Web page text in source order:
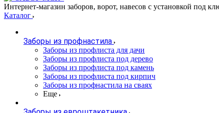
Интернет-магазин заборов, ворот, навесов с установкой под
Каталог
Заборы из профнастила
Заборы из профлиста для дачи
Заборы из профлиста под дерево
Заборы из профлиста под камень
Заборы из профлиста под кирпич
Заборы из профнастила на сваях
Еще